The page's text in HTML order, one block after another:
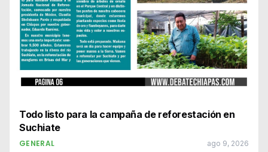
Todo listo para la campaña de reforestación en
Suchiate
GENERAL ago 9, 2026